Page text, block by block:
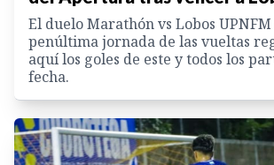
El duelo Marathón vs Lobos
penúltima jornada de las vueltas
aquí los goles de este y todos los
fecha.